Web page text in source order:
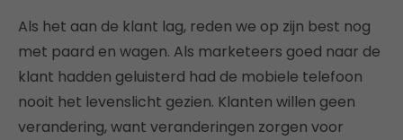
Als het aan de klant lag, reden we op zijn best nog
met paard en wagen. Als marketeers goed naar de
klant hadden geluisterd had de mobiele telefoon
nooit het levenslicht gezien. Klanten willen geen
verandering, want veranderingen zorgen voor